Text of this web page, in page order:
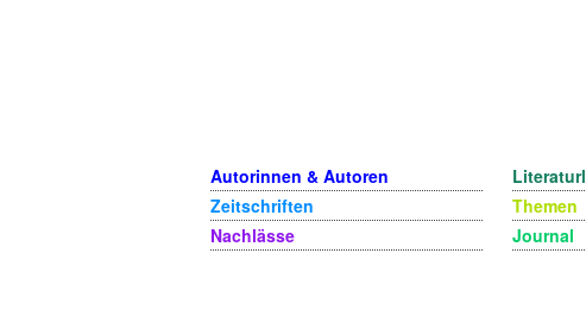
Autorinnen & Autoren
Zeitschriften
Nachlässe
Themen
Journal